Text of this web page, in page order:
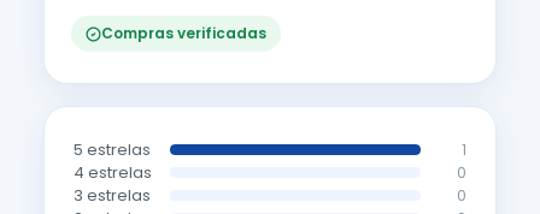
Compras verificadas
5 estrelas 1
4 estrelas 0
3 estrelas 0